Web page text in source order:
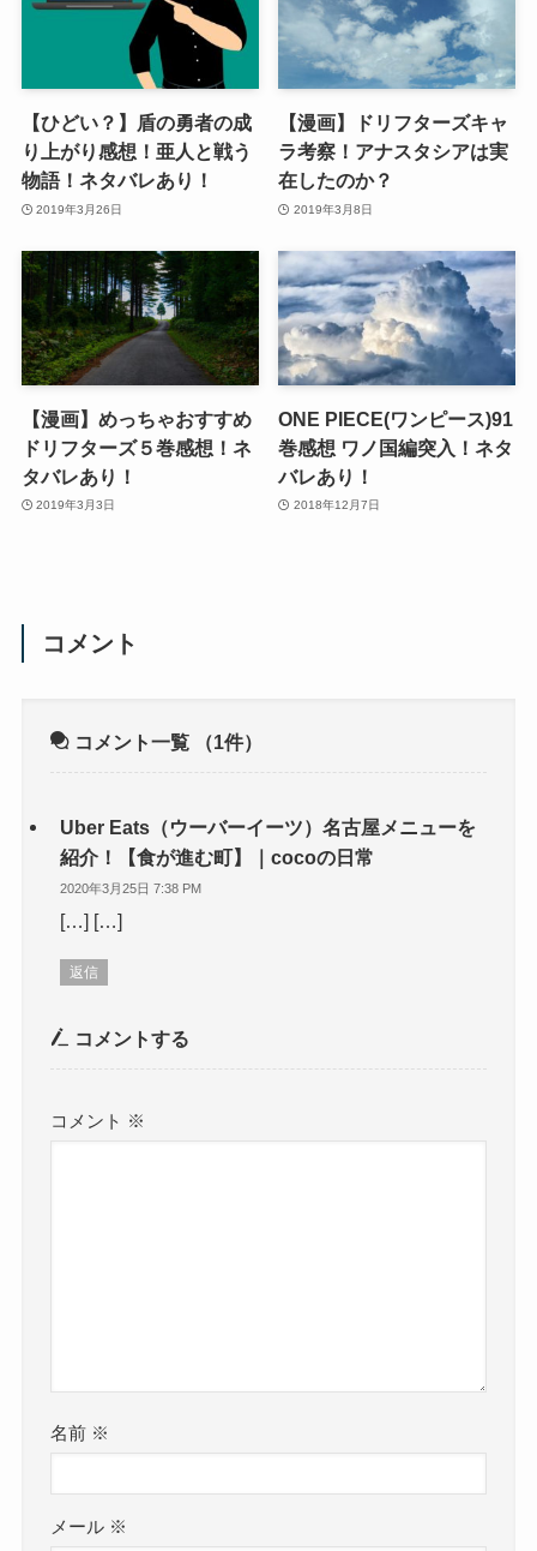
【ひどい？】盾の勇者の成
り上がり感想！亜人と戦う
物語！ネタバレあり！
2019年3月26日
【漫画】ドリフターズキャ
ラ考察！アナスタシアは実
在したのか？
2019年3月8日
【漫画】めっちゃおすすめ
ドリフターズ５巻感想！ネ
タバレあり！
2019年3月3日
ONE PIECE(ワンピース)91
巻感想 ワノ国編突入！ネタ
バレあり！
2018年12月7日
コメント
コメント一覧 （1件）
Uber Eats（ウーバーイーツ）名古屋メニューを
紹介！【食が進む町】｜cocoの日常
2020年3月25日 7:38 PM
[…] […]
返信
コメントする
コメント ※
名前 ※
メール ※